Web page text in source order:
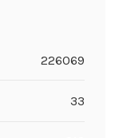
226069
33